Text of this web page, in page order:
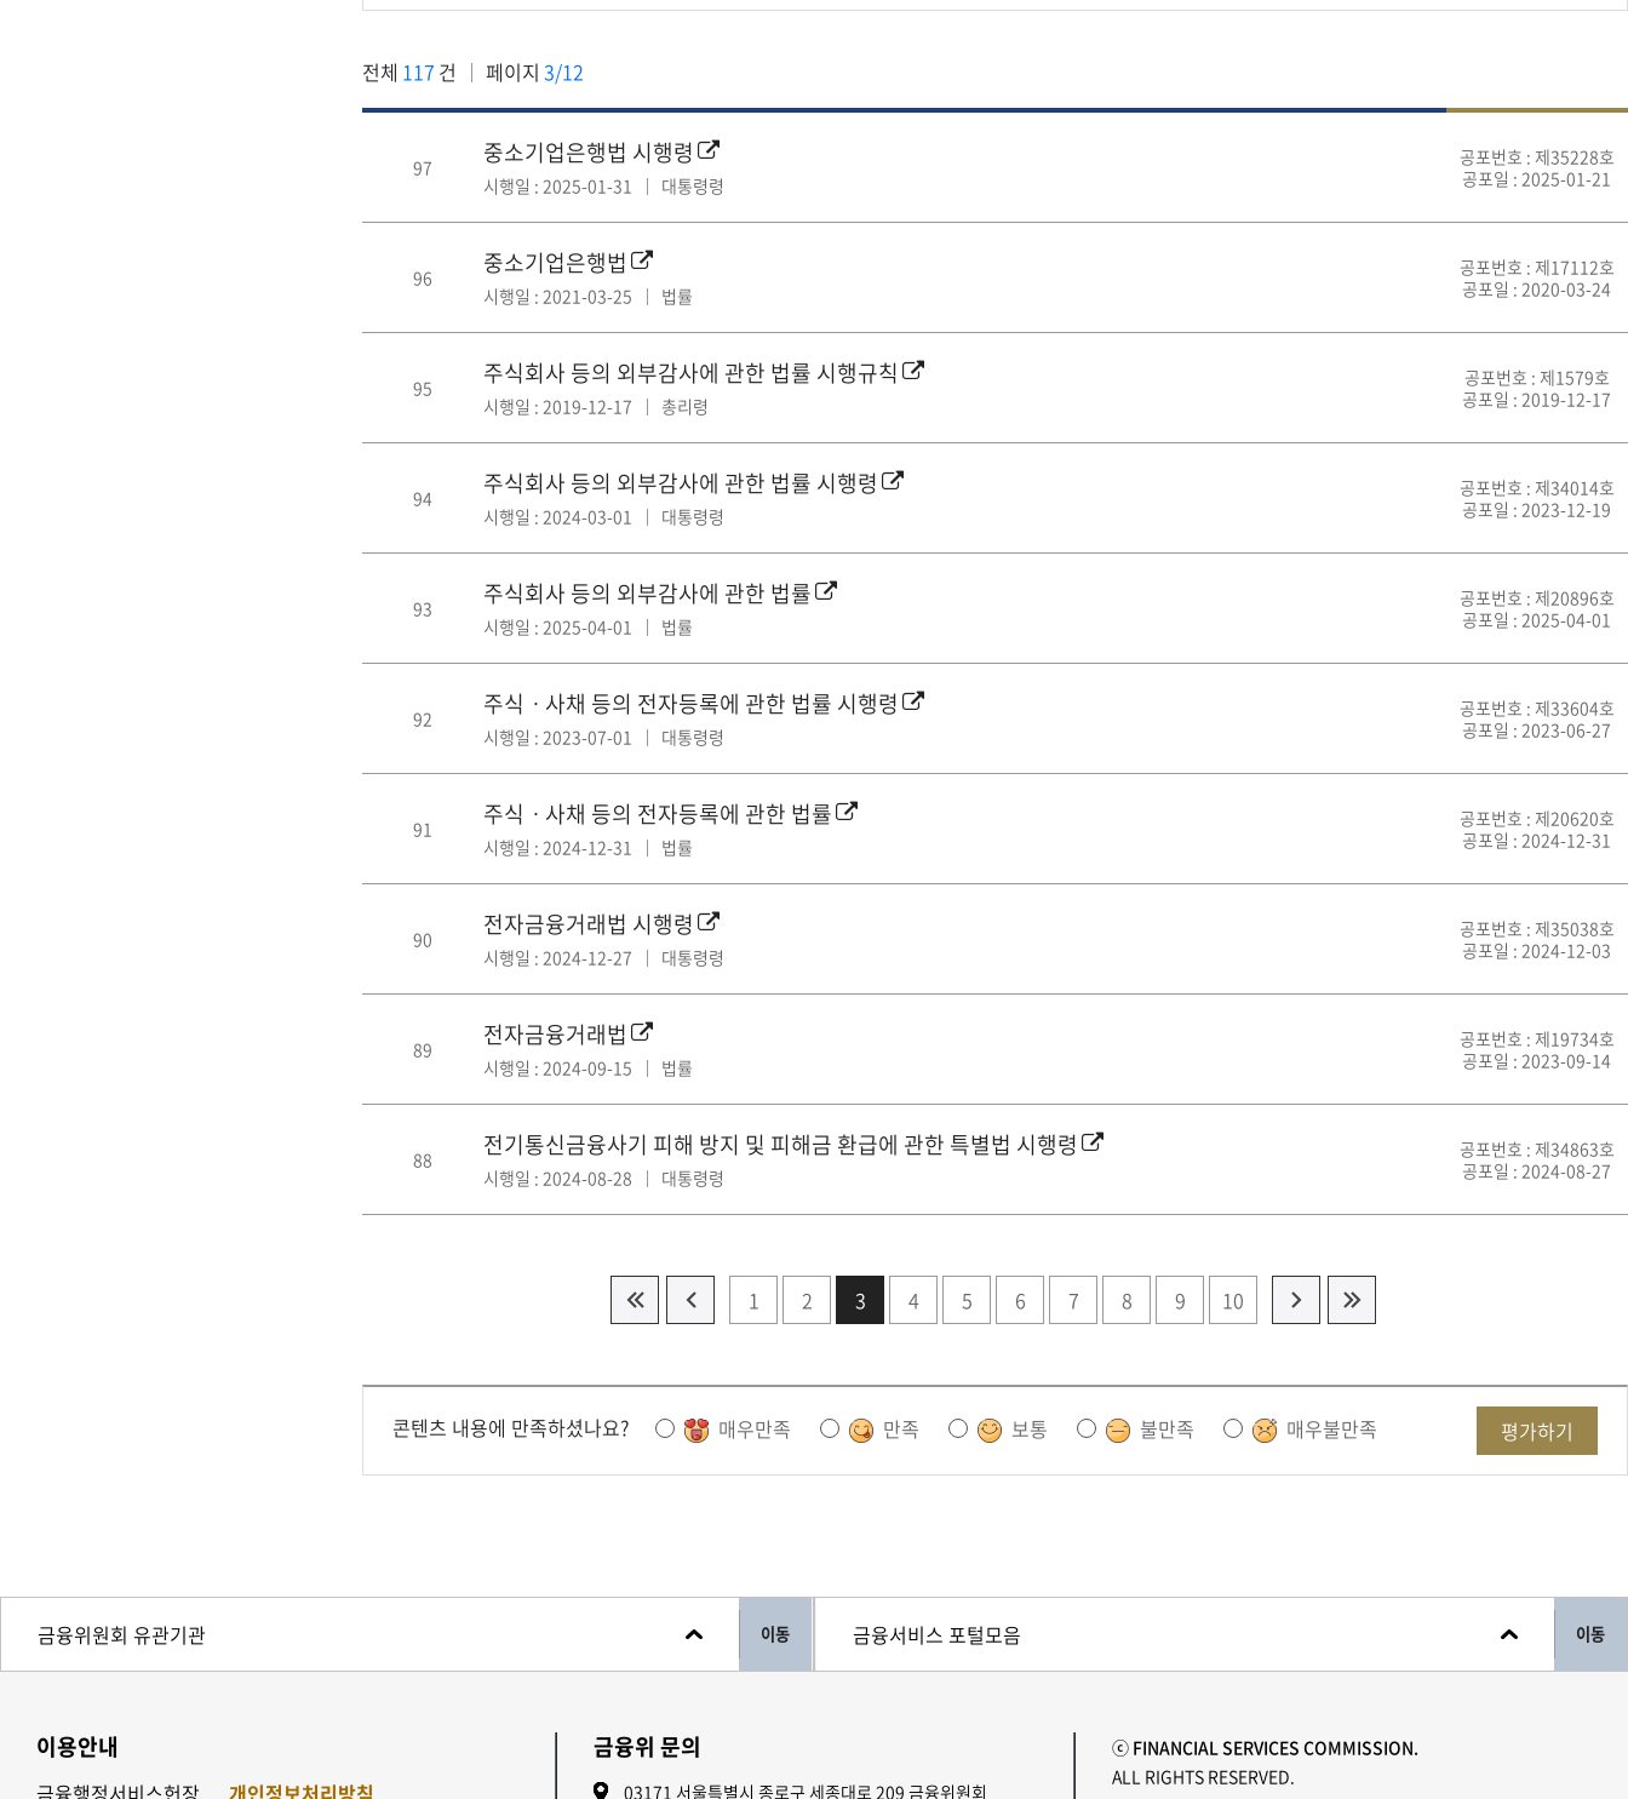
전체 117 건 페이지 3/12
97 중소기업은행법 시행령
시행일 : 2025-01-31 대통령령
공포번호 : 제35228호
공포일 : 2025-01-21
96 중소기업은행법
시행일 : 2021-03-25 법률
공포번호 : 제17112호
공포일 : 2020-03-24
95 주식회사 등의 외부감사에 관한 법률 시행규칙
시행일 : 2019-12-17 총리령
공포번호 : 제1579호
공포일 : 2019-12-17
94 주식회사 등의 외부감사에 관한 법률 시행령
시행일 : 2024-03-01 대통령령
공포번호 : 제34014호
공포일 : 2023-12-19
93 주식회사 등의 외부감사에 관한 법률
시행일 : 2025-04-01 법률
공포번호 : 제20896호
공포일 : 2025-04-01
92 주식ㆍ사채 등의 전자등록에 관한 법률 시행령
시행일 : 2023-07-01 대통령령
공포번호 : 제33604호
공포일 : 2023-06-27
91 주식ㆍ사채 등의 전자등록에 관한 법률
시행일 : 2024-12-31 법률
공포번호 : 제20620호
공포일 : 2024-12-31
90 전자금융거래법 시행령
시행일 : 2024-12-27 대통령령
공포번호 : 제35038호
공포일 : 2024-12-03
89 전자금융거래법
시행일 : 2024-09-15 법률
공포번호 : 제19734호
공포일 : 2023-09-14
88 전기통신금융사기 피해 방지 및 피해금 환급에 관한 특별법 시행령
시행일 : 2024-08-28 대통령령
공포번호 : 제34863호
공포일 : 2024-08-27
1 2 3 4 5 6 7 8 9 10
콘텐츠 내용에 만족하셨나요? 매우만족 만족 보통 불만족 매우불만족 평가하기
이동 이동
이용안내
금융행정서비스헌장 개인정보처리방침
금융위 문의
03171 서울특별시 종로구 세종대로 209 금융위원회
ⓒ FINANCIAL SERVICES COMMISSION.
ALL RIGHTS RESERVED.